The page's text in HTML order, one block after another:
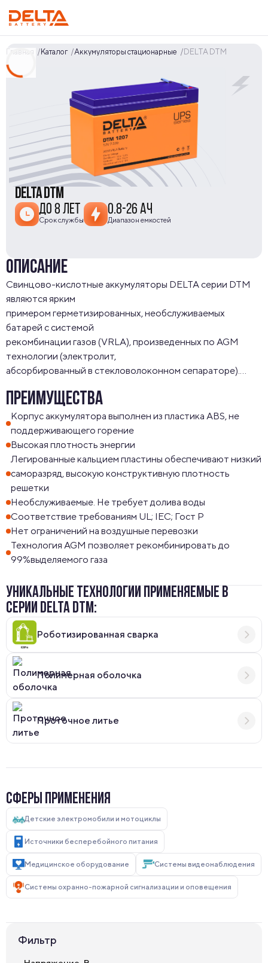
Главная Каталог Аккумуляторы стационарные DELTA DTM
DELTA DTM
ДО 8 ЛЕТ
Срок службы
0.8-26 АЧ
Диапазон емкостей
ОПИСАНИЕ
Свинцово-кислотные аккумуляторы DELTA серии DTM
являются ярким
примером герметизированных, необслуживаемых
батарей с системой
рекомбинации газов (VRLA), произведенных по AGM
технологии (электролит,
абсорбированный в стекловолоконном сепараторе).
рекомендованой для
использования, как в буферном, так и в циклическом
режимах работы.
Предназначена для применения в переносных и
портативных приборах, а за счет
стабильно высокой однородности внутреннего
сопротивления изделий отлично
подходит для использования в источниках резервного
энергоснабжения и блоках
ПРЕИМУЩЕСТВА
Корпус аккумулятора выполнен из пластика ABS, не
поддерживающего горение
Высокая плотность энергии
Легированные кальцием пластины обеспечивают низкий
саморазряд, высокую конструктивную плотность
решетки
Необслуживаемые. Не требует долива воды
Соответствие требованиям UL; IEC; Гост Р
Нет ограничений на воздушные перевозки
Технология AGM позволяет рекомбинировать до
99%выделяемого газа
УНИКАЛЬНЫЕ ТЕХНОЛОГИИ ПРИМЕНЯЕМЫЕ В
СЕРИИ DELTA DTM:
Роботизированная сварка
Полимерная оболочка
Проточное литье
СФЕРЫ ПРИМЕНЕНИЯ
Детские электромобили и мотоциклы
Источники бесперебойного питания
Медицинское оборудование Системы видеонаблюдения
Системы охранно-пожарной сигнализации и оповещения
Фильтр